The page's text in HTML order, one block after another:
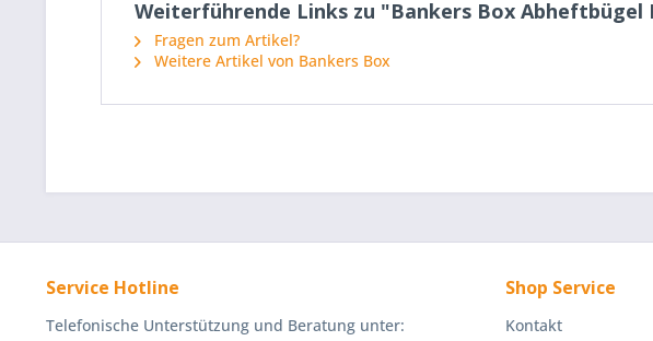
Weiterführende Links zu "Bankers Box Abheftbügel
Fragen zum Artikel?
Weitere Artikel von Bankers Box
Service Hotline
Telefonische Unterstützung und Beratung unter:
Shop Service
Kontakt